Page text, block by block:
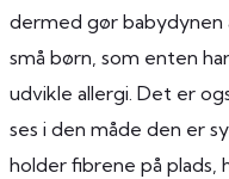
dermed gør
små børn, som enten
udvikle allergi. Det er
ses i den måde den er
holder fibrene på plads,